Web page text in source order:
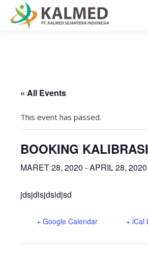
« All Events
This event has passed.
BOOKING KALIBRASI
MARET 28, 2020 -APRIL 28, 2020
jdsjdisjdsidjsd
+ Google Calendar + iCal